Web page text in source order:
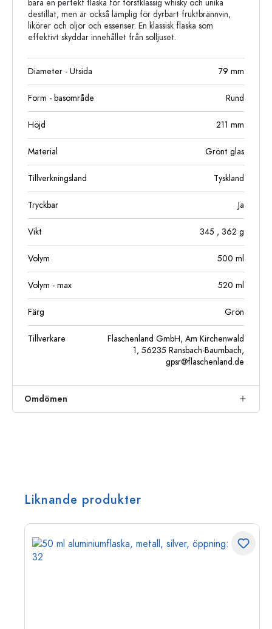
bara en perfekt flaska för förstklassig whisky och unika
destillat, men är också lämplig för dyrbart fruktbrännvin,
likörer och oljor och essenser. En klassisk flaska som
effektivt skyddar innehållet från solljuset.
Diameter - Utsida 79 mm
Form - basområde Rund
Höjd 211 mm
Material Grönt glas
Tillverkningsland Tyskland
Tryckbar Ja
Vikt 345 , 362 g
Volym 500 ml
Volym - max 520 ml
Färg Grön
Tillverkare
Flaschenland GmbH, Am Kirchenwald
1, 56235 Ransbach-Baumbach,
gpsr@flaschenland.de
Omdömen
Liknande produkter